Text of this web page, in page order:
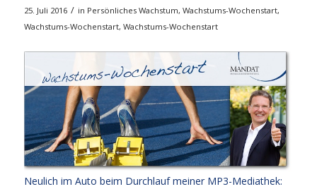
25. Juli 2016 / in Persönliches Wachstum, Wachstums-Wochenstart,
Wachstums-Wochenstart, Wachstums-Wochenstart
Neulich im Auto beim Durchlauf meiner MP3-Mediathek: